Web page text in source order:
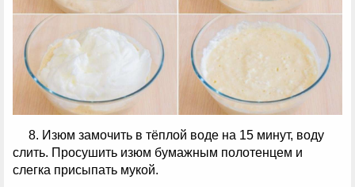
8. Изюм замочить в тёплой воде на 15 минут, воду
слить. Просушить изюм бумажным полотенцем и
слегка присыпать мукой.